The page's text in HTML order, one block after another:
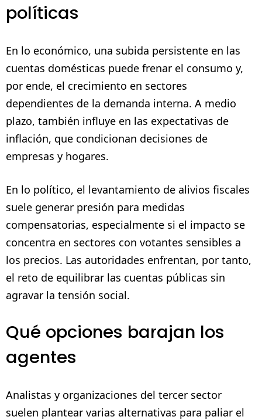
políticas
En lo económico, una subida persistente en las
cuentas domésticas puede frenar el consumo y,
por ende, el crecimiento en sectores
dependientes de la demanda interna. A medio
plazo, también influye en las expectativas de
inflación, que condicionan decisiones de
empresas y hogares.
En lo político, el levantamiento de alivios fiscales
suele generar presión para medidas
compensatorias, especialmente si el impacto se
concentra en sectores con votantes sensibles a
los precios. Las autoridades enfrentan, por tanto,
el reto de equilibrar las cuentas públicas sin
agravar la tensión social.
Qué opciones barajan los
agentes
Analistas y organizaciones del tercer sector
suelen plantear varias alternativas para paliar el